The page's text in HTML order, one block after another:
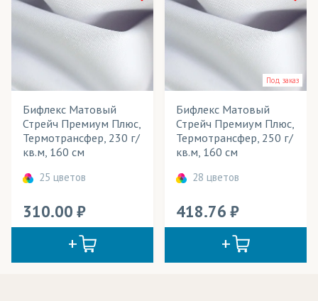
Бифлекс Матовый
Стрейч Премиум Плюс,
Термотрансфер, 230 г/
кв.м, 160 см
25 цветов
310.00
Под заказ
Бифлекс Матовый
Стрейч Премиум Плюс,
Термотрансфер, 250 г/
кв.м, 160 см
28 цветов
418.76